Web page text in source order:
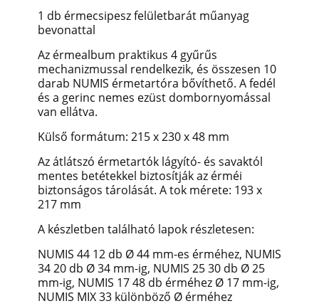
1 db érmecsipesz felületbarát műanyag
bevonattal
Az érmealbum praktikus 4 gyűrűs
mechanizmussal rendelkezik, és összesen 10
darab NUMIS érmetartóra bővíthető. A fedél
és a gerinc nemes ezüst dombornyomással
van ellátva.
Külső formátum: 215 x 230 x 48 mm
Az átlátszó érmetartók lágyító- és savaktól
mentes betétekkel biztosítják az érméi
biztonságos tárolását. A tok mérete: 193 x
217 mm
A készletben található lapok részletesen:
NUMIS 44 12 db Ø 44 mm-es érméhez, NUMIS
34 20 db Ø 34 mm-ig, NUMIS 25 30 db Ø 25
mm-ig, NUMIS 17 48 db érméhez Ø 17 mm-ig,
NUMIS MIX 33 különböző Ø érméhez